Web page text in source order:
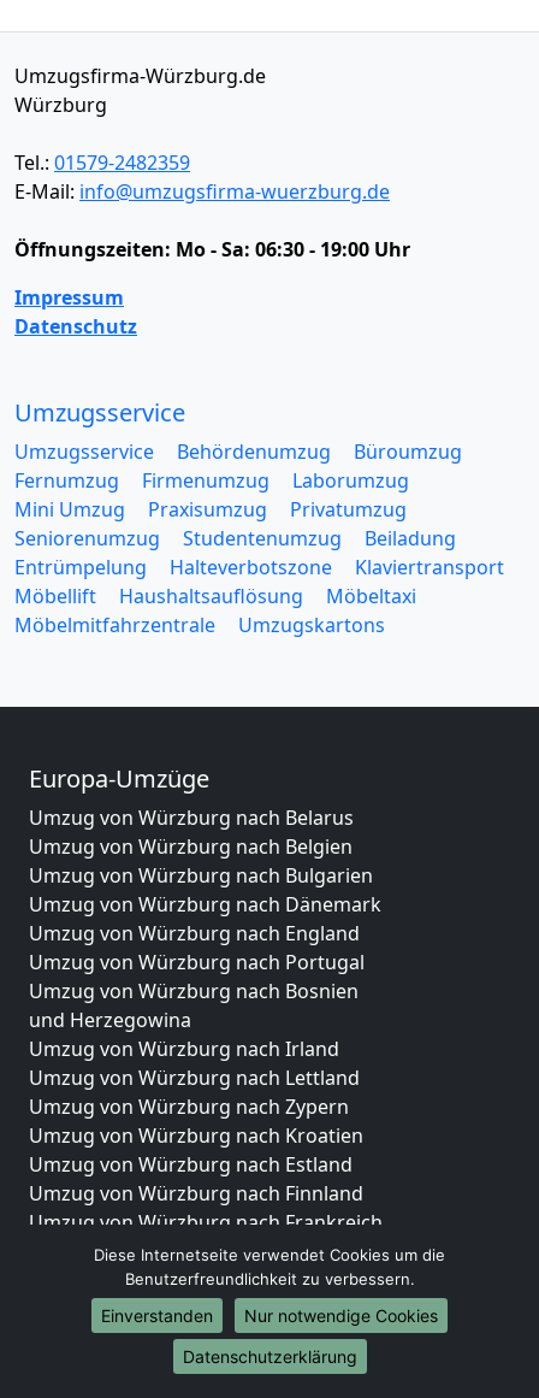
Umzugsfirma-Würzburg.de
Würzburg
Tel.: 01579-2482359
E-Mail: info@umzugsfirma-wuerzburg.de
Öffnungszeiten: Mo - Sa: 06:30 - 19:00 Uhr
Impressum
Datenschutz
Umzugsservice
Umzugsservice Behördenumzug
Büroumzug
Fernumzug
Firmenumzug
Laborumzug
Mini Umzug
Praxisumzug
Privatumzug
Seniorenumzug
Studentenumzug
Beiladung
Entrümpelung
Halteverbotszone
Klaviertransport
Möbellift
Haushaltsauflösung
Möbeltaxi
Möbelmitfahrzentrale
Umzugskartons
Europa-Umzüge
Umzug von Würzburg nach Belarus
Umzug von Würzburg nach Belgien
Umzug von Würzburg nach Bulgarien
Umzug von Würzburg nach Dänemark
Umzug von Würzburg nach England
Umzug von Würzburg nach Portugal
Umzug von Würzburg nach Bosnien
und Herzegowina
Umzug von Würzburg nach Irland
Umzug von Würzburg nach Lettland
Umzug von Würzburg nach Zypern
Umzug von Würzburg nach Kroatien
Umzug von Würzburg nach Estland
Umzug von Würzburg nach Finnland
Umzug von Würzburg nach Frankreich
Umzug von Würzburg nach Griechenland
Umzug von Würzburg nach Italien
Umzug von Würzburg nach Liechtenstein
Umzug von Würzburg nach Luxemburg
Umzug von Würzburg nach Niederlande
Diese Internetseite verwendet Cookies um die
Benutzerfreundlichkeit zu verbessern.
Einverstanden
Nur notwendige Cookies
Datenschutzerklärung